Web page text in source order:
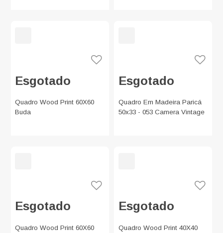
Esgotado
Quadro Wood Print 60X60
Buda
Esgotado
Quadro Em Madeira Paricá
50x33 - 053 Camera Vintage
Esgotado
Quadro Wood Print 60X60
Esgotado
Quadro Wood Print 40X40